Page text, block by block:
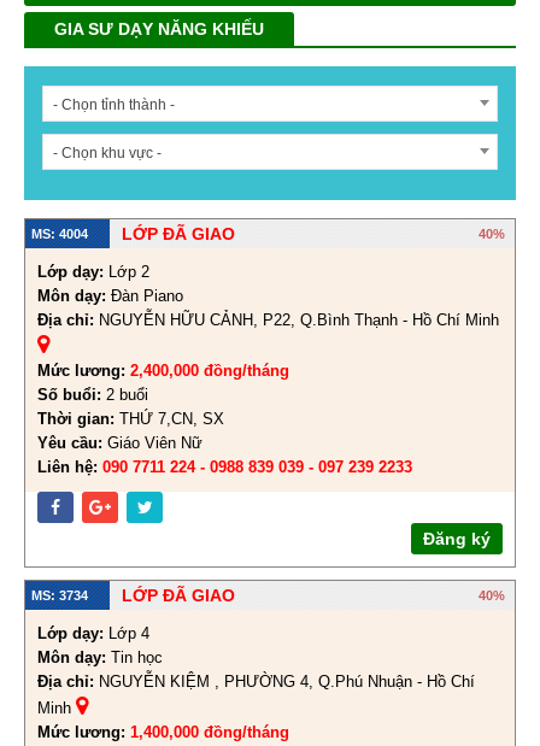
GIA SƯ DẠY NĂNG KHIẾU
- Chọn tỉnh thành -
- Chọn khu vực -
MS: 4004 LỚP ĐÃ GIAO 40%
Lớp dạy: Lớp 2
Môn dạy: Đàn Piano
Địa chỉ: NGUYỄN HỮU CẢNH, P22, Q.Bình Thạnh - Hồ Chí Minh
Mức lương: 2,400,000 đồng/tháng
Số buổi: 2 buổi
Thời gian: THỨ 7,CN, SX
Yêu cầu: Giáo Viên Nữ
Liên hệ: 090 7711 224 - 0988 839 039 - 097 239 2233
Đăng ký
MS: 3734 LỚP ĐÃ GIAO 40%
Lớp dạy: Lớp 4
Môn dạy: Tin học
Địa chỉ: NGUYỄN KIỆM , PHƯỜNG 4, Q.Phú Nhuận - Hồ Chí
Minh
Mức lương: 1,400,000 đồng/tháng